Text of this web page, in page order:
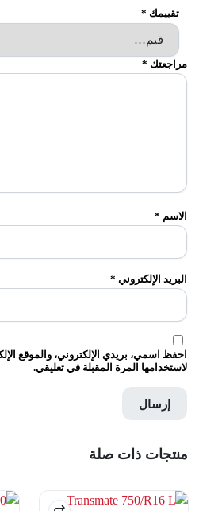
تقييمك *
مراجعتك *
الاسم *
البريد الإلكتروني *
احفظ اسمي، بريدي الإلكتروني، والموقع
لاستخدامها المرة المقبلة في تعليقي.
منتجات ذات صلة